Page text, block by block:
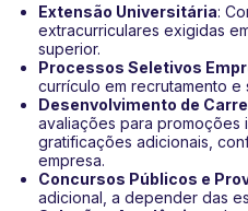
Extensão Universitária:
extracurriculares exigidas
superior.
Processos Seletivos
currículo em recrutamento e
Desenvolvimento de
avaliações para promoções
gratificações adicionais,
empresa.
Concursos Públicos e
adicional, a depender das